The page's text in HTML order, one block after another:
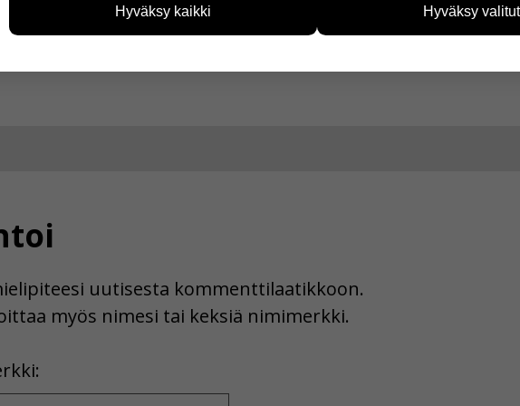
Jaa Facebookissa
uutisesta kommenttilaatikkoon.
myös nimesi tai keksiä nimimerkki.
Name
esimerkiksi kävijämääristä ja siitä, mitä sivuja käytetään ja miten sivuilla
kuitenkaan kerää henkilötietoja kuten nimiä, eikä tietoja voi yhdistää
Hyväksy kaikki Hyväksy valitut